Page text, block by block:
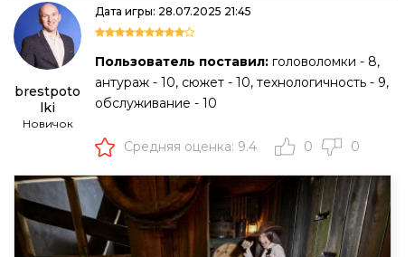
brestpoto
lki
Новичок
Дата игры: 28.07.2025 21:45
Пользователь поставил: головоломки - 8,
антураж - 10, сюжет - 10, технологичность - 9,
обслуживание - 10
Средняя оценка: 9.4 0 0